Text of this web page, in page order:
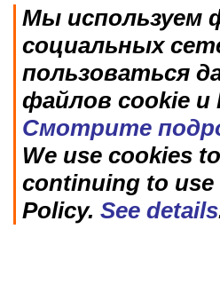
Мы используем
социальных
пользоваться
файлов cookie
Смотрите
We use cookies
continuing to use
Policy. See details